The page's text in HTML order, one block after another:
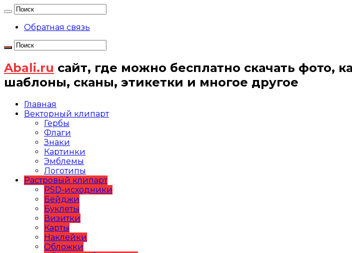
Обратная связь
Abali.ru сайт, где можно бесплатно скачать фото,
шаблоны, сканы, этикетки и многое другое
Главная
Векторный клипарт
Гербы
Флаги
Знаки
Картинки
Эмблемы
Логотипы
Растровый клипарт
PSD-исходники
Бейджи
Буклеты
Визитки
Карты
Наклейки
Обложки